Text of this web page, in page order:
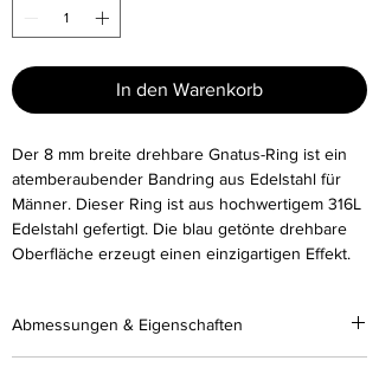
In den Warenkorb
Der 8 mm breite drehbare Gnatus-Ring ist ein
atemberaubender Bandring aus Edelstahl für
Männer. Dieser Ring ist aus hochwertigem 316L
Edelstahl gefertigt. Die blau getönte drehbare
Oberfläche erzeugt einen einzigartigen Effekt.
Abmessungen & Eigenschaften